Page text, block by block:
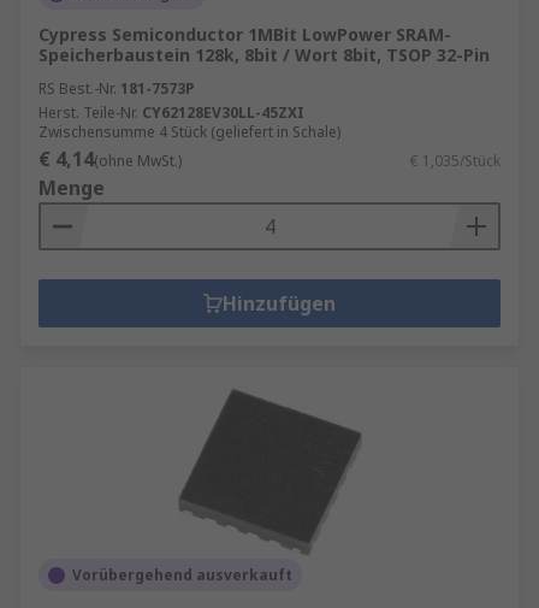
Cypress Semiconductor 1MBit LowPower SRAM-
Speicherbaustein 128k, 8bit / Wort 8bit, TSOP 32-Pin
RS Best.-Nr. 181-7573P
Herst. Teile-Nr. CY62128EV30LL-45ZXI
Zwischensumme 4 Stück (geliefert in Schale)
€ 4,14(ohne MwSt.) € 1,035/Stück
Menge
Hinzufügen
Vorübergehend ausverkauft